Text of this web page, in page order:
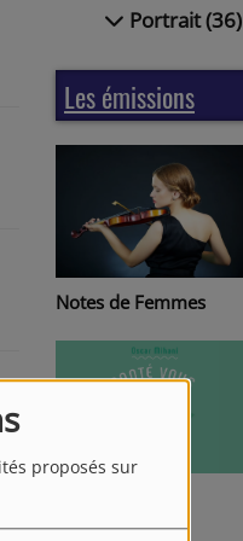
proposés sur
Portrait (36)
Les émissions
Regard'ailleurs